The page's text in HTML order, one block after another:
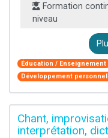
Formation
niveau
Éducation / Enseignement
Développement
Chant,
interprétation,